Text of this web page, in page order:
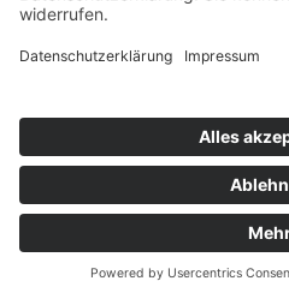
Datenschutzerklärung
© 2026Sportfreunde Harteck